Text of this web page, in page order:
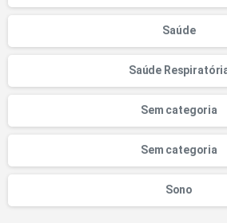
Saúde
Saúde
Sem categoria
Sem categoria
Sono